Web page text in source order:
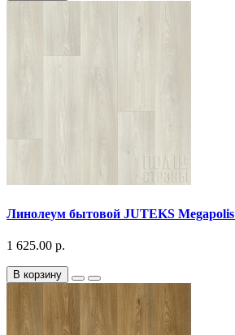
Линолеум бытовой JUTEKS
1 625.00 р.
В корзину